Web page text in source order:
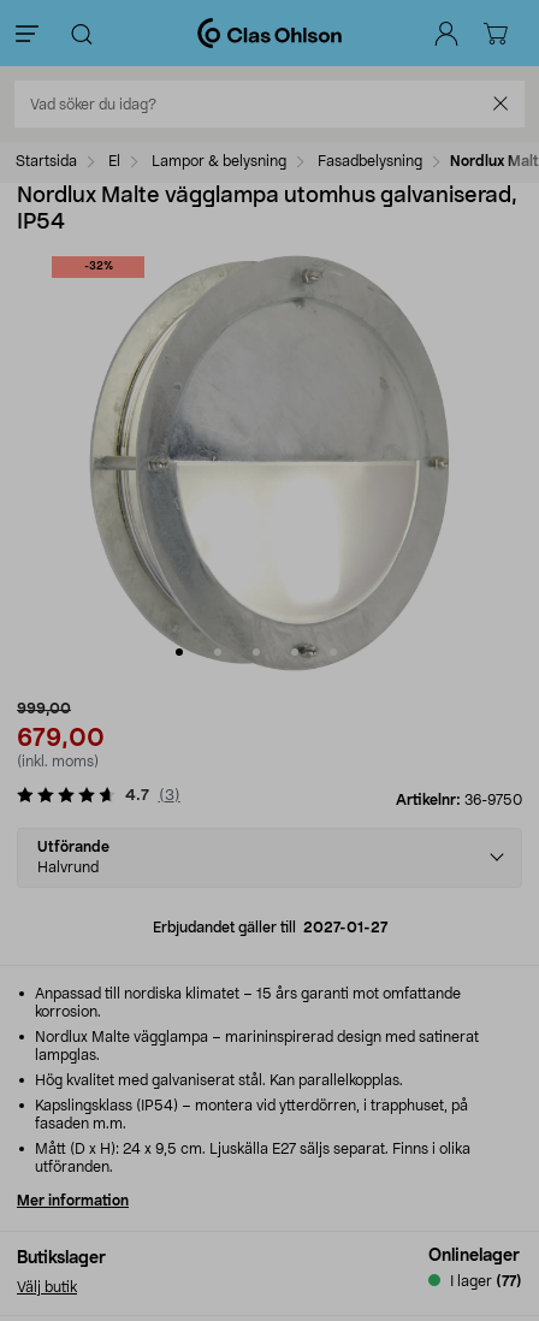
Startsida El Lampor & belysning Fasadbelysning Nordlux
Nordlux Malte vägglampa utomhus galvaniserad,
IP54
-32%
999,00
679,00
(inkl. moms)
Artikelnr: 36-9750
4.7 (3)
Select
variant
Utförande
Halvrund
Erbjudandet gäller till 2027-01-27
Butikslager
Välj butik
Onlinelager
I lager (77)
Anpassad till nordiska klimatet – 15 års garanti mot omfattande
korrosion.
Nordlux Malte vägglampa – marininspirerad design med satinerat
lampglas.
Hög kvalitet med galvaniserat stål. Kan parallelkopplas.
Kapslingsklass (IP54) – montera vid ytterdörren, i trapphuset, på
fasaden m.m.
Mått (D x H): 24 x 9,5 cm. Ljuskälla E27 säljs separat. Finns i olika
utföranden.
Mer information